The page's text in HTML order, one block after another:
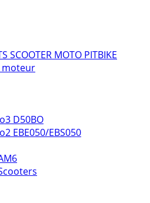
SCOOTER MOTO PITBIKE
moteur
D50BO
EBE050/EBS050